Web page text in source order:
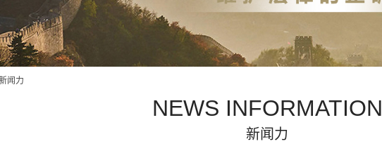
闻力
NEWS INFORMATION
新闻力